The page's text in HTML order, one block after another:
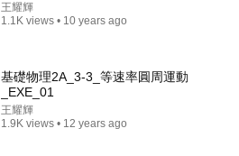
王耀輝
1.1K views • 10 years ago
基礎物理2A_3-3_等速率圓周運動
_EXE_01
王耀輝
1.9K views • 12 years ago